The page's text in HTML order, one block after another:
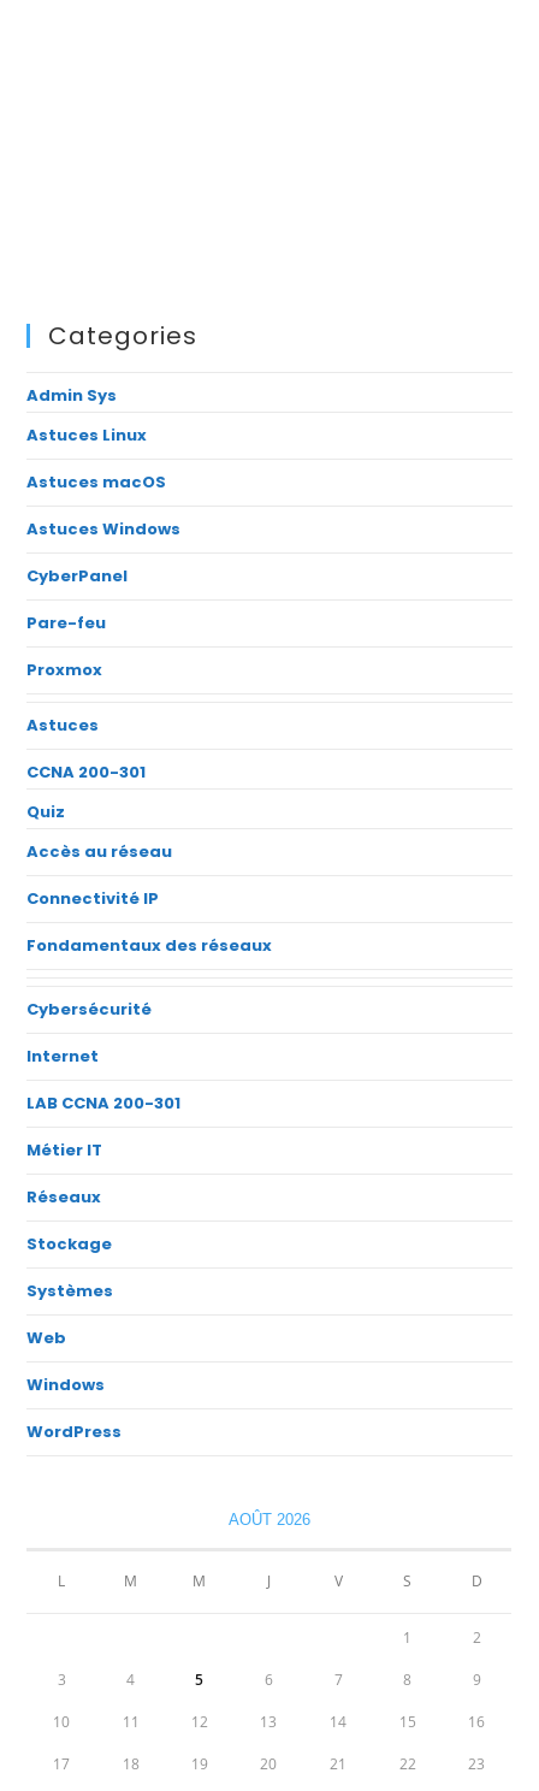
Categories
Admin Sys
Astuces Linux
Astuces macOS
Astuces Windows
CyberPanel
Pare-feu
Proxmox
Astuces
CCNA 200-301
Quiz
Accès au réseau
Connectivité IP
Fondamentaux des réseaux
Cybersécurité
Internet
LAB CCNA 200-301
Métier IT
Réseaux
Stockage
Systèmes
Web
Windows
WordPress
AOÛT 2026
L M M J V S D
1 2
3 4 5 6 7 8 9
10 11 12 13 14 15 16
17 18 19 20 21 22 23